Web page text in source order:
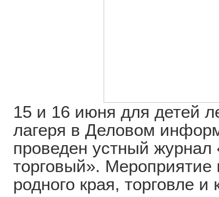
15 и 16 июня для детей
лагеря в Деловом
проведен устный
торговый».
родного края, торговле и